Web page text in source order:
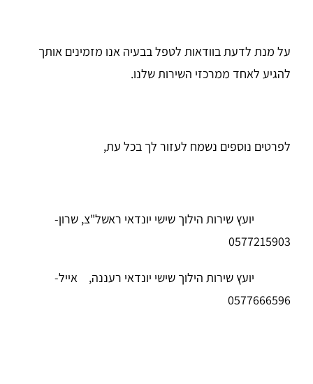
על מנת לדעת בוודאות לטפל בבעיה אנו מזמינים אותך
להגיע לאחד ממרכזי השירות שלנו.
לפרטים נוספים נשמח לעזור לך בכל עת,
יועץ שירות הילוך שישי יונדאי ראשל"צ, שרון-
0577215903
יועץ שירות הילוך שישי יונדאי רעננה, אייל-
0577666596